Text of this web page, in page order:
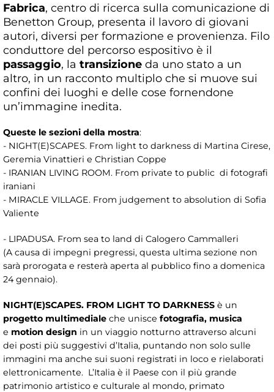
Fabrica, centro di ricerca sulla comunicazione di
Benetton Group, presenta il lavoro di giovani
autori, diversi per formazione e provenienza. Filo
conduttore del percorso espositivo è il
passaggio, la transizione da uno stato a un
altro, in un racconto multiplo che si muove sui
confini dei luoghi e delle cose fornendone
un’immagine inedita.
Queste le sezioni della mostra:
- NIGHT(E)SCAPES. From light to darkness di Martina Cirese,
Geremia Vinattieri e Christian Coppe
- IRANIAN LIVING ROOM. From private to public di fotografi
iraniani
- MIRACLE VILLAGE. From judgement to absolution di Sofia
Valiente
- LIPADUSA. From sea to land di Calogero Cammalleri
(A causa di impegni pregressi, questa ultima sezione non
sarà prorogata e resterà aperta al pubblico fino a domenica
24 gennaio).
NIGHT(E)SCAPES. FROM LIGHT TO DARKNESS è un
progetto multimediale che unisce fotografia, musica
e motion design in un viaggio notturno attraverso alcuni
dei posti più suggestivi d’Italia, puntando non solo sulle
immagini ma anche sui suoni registrati in loco e rielaborati
elettronicamente. L’Italia è il Paese con il più grande
patrimonio artistico e culturale al mondo, primato